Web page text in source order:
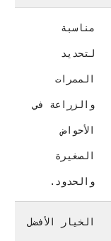
مناسبة
لتحديد
الممرات
والزراعة في
الأحواض
الصغيرة
والحدود.
الخيار الأفضل